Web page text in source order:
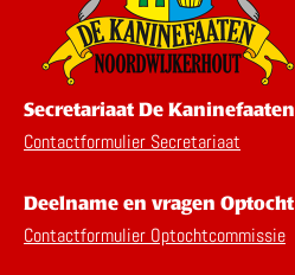
Secretariaat De Kaninefaaten
Contactformulier Secretariaat
Deelname en vragen Optocht
Contactformulier Optochtcommissie